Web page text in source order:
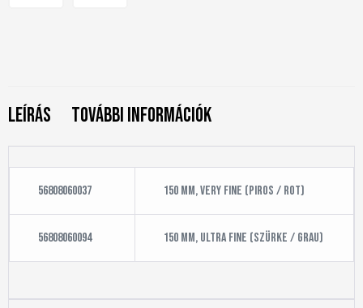
Leírás További információk
56808060037 150 mm, Very Fine (piros / rot)
56808060094 150 mm, Ultra Fine (szürke / grau)